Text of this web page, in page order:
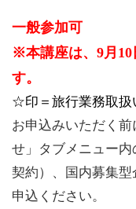
一般参加可
※本講座は、9月10
す。
☆印＝旅行業務取扱
お申込みいただく
せ」タブメニュー
契約）、国内募集
申込ください。